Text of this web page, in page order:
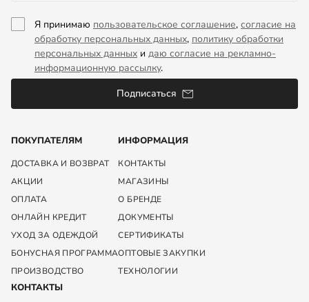
ПОКУПАТЕЛЯМ
ДОСТАВКА И ВОЗВРАТ
АКЦИИ
ОПЛАТА
ОНЛАЙН КРЕДИТ
УХОД ЗА ОДЕЖДОЙ
БОНУСНАЯ ПРОГРАММА
ПРОИЗВОДСТВО
ИНФОРМАЦИЯ
КОНТАКТЫ
МАГАЗИНЫ
О БРЕНДЕ
ДОКУМЕНТЫ
СЕРТИФИКАТЫ
ОПТОВЫЕ ЗАКУПКИ
ТЕХНОЛОГИИ
КОНТАКТЫ
Я принимаю пользовательское соглашение, согласие на
обработку персональных данных, политику обработки
персональных данных и даю согласие на рекламно-
информационную рассылку.
Подписаться